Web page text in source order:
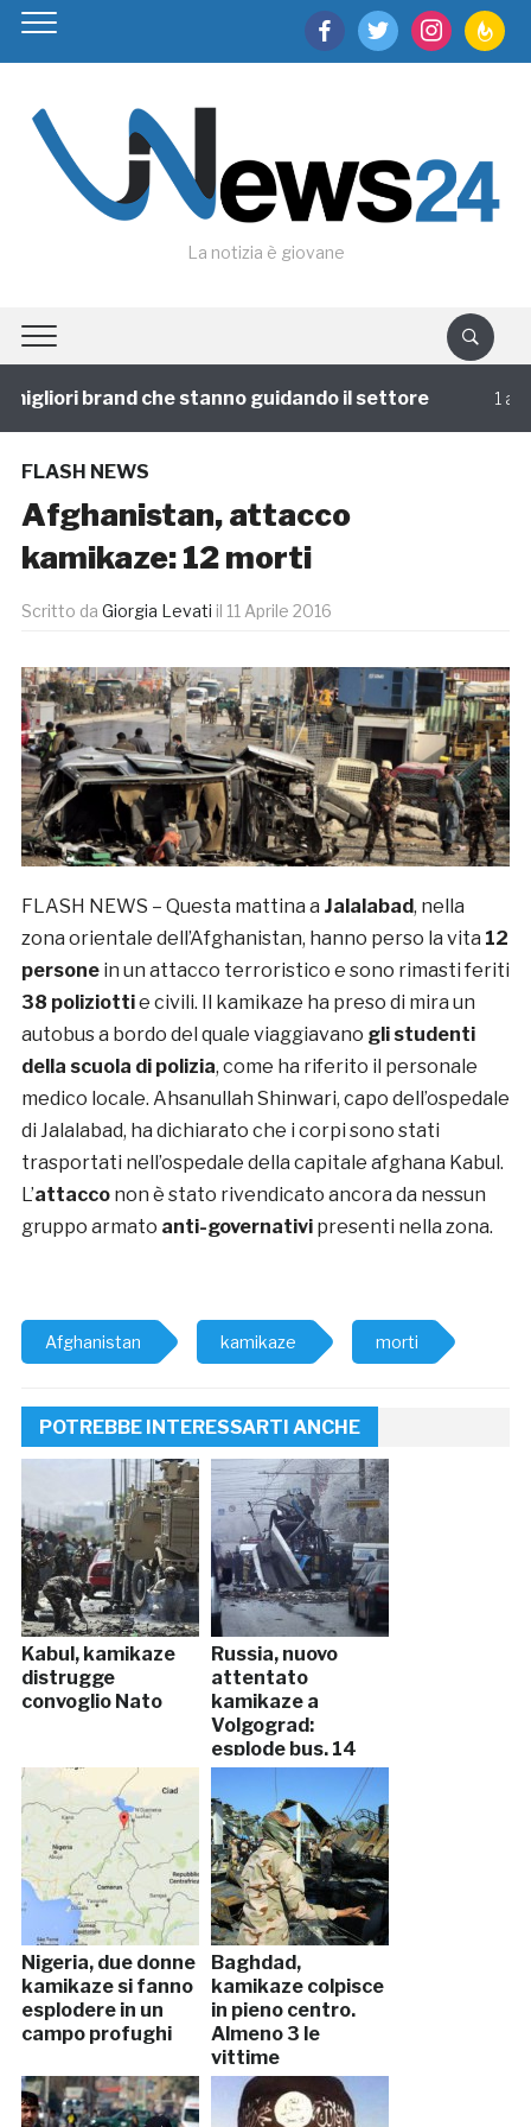
facebooktwitter instagram
La notizia è giovane
brand che stanno guidando il settore 1
FLASH NEWS
Afghanistan, attacco
kamikaze: 12 morti
Scritto da Giorgia Levati il 11 Aprile 2016
FLASH NEWS – Questa mattina a Jalalabad, nella
zona orientale dell’Afghanistan, hanno perso la vita 12
personein un attacco terroristico e sono rimasti feriti
38 poliziottie civili. Il kamikaze ha preso di mira un
autobus a bordo del quale viaggiavano gli studenti
della scuola di polizia, come ha riferito il personale
medico locale. Ahsanullah Shinwari, capo dell’ospedale
di Jalalabad, ha dichiarato che i corpi sono stati
trasportati nell’ospedale della capitale afghana Kabul.
L’attacconon è stato rivendicato ancora da nessun
gruppo armato anti-governativipresenti nella zona.
Afghanistan kamikaze morti
POTREBBE INTERESSARTI ANCHE
Kabul, kamikaze
distrugge
convoglio Nato
Russia, nuovo
attentato
kamikaze a
Volgograd:
esplode bus, 14
morti
Nigeria, due donne
kamikaze si fanno
esplodere in un
campo profughi
Baghdad,
kamikaze colpisce
in pieno centro.
Almeno 3 le
vittime